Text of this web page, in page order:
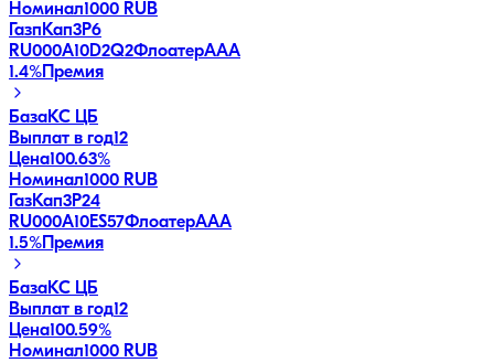
Номинал1000 RUB
ГазпКап3P6
RU000A10D2Q2ФлоатерAAA
1.4%Премия
БазаКС ЦБ
Выплат в год12
Цена100.63%
Номинал1000 RUB
ГазКап3P24
RU000A10ES57ФлоатерAAA
1.5%Премия
БазаКС ЦБ
Выплат в год12
Цена100.59%
Номинал1000 RUB